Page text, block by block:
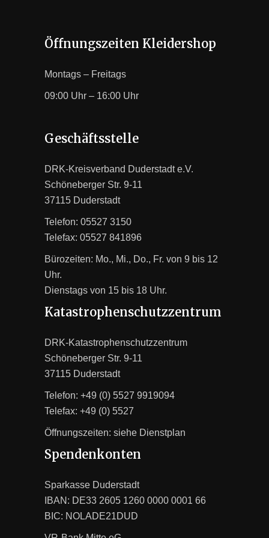
Öffnungszeiten Kleidershop
Montags – Freitags
09:00 Uhr – 16:00 Uhr
Geschäftsstelle
DRK-Kreisverband Duderstadt e.V.
Schöneberger Str. 9-11
37115 Duderstadt
Telefon: 05527 3150
Telefax: 05527 841896
Bürozeiten: Mo., Mi., Do., Fr. von 9 bis 12
Uhr.
Dienstags von 15 bis 18 Uhr.
Katastrophenschutzzentrum
DRK-Katastrophenschutzzentrum
Schöneberger Str. 9-11
37115 Duderstadt
Telefon: +49 (0) 5527 9919094
Telefax: +49 (0) 5527
Öffnungszeiten: siehe Dienstplan
Spendenkonten
Sparkasse Duderstadt
IBAN: DE33 2605 1260 0000 0001 66
BIC: NOLADE21DUD